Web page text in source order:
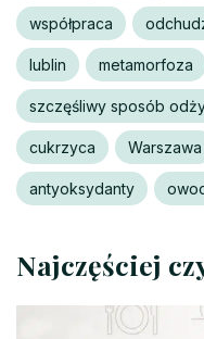
współpraca
lublin metamorfoza
szczęśliwy sposób
cukrzyca Warszawa
antyoksydanty
Najczęściej